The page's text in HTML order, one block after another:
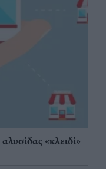
«κλειδί»